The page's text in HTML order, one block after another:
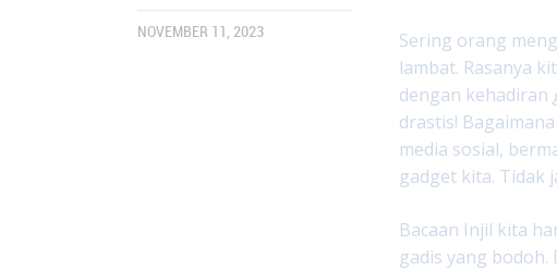
NOVEMBER 11, 2023
Sering orang
lambat. Rasanya
dengan kehadiran
drastis!
media sosial,
gadget kita. Tidak
Bacaan Injil kita
gadis yang